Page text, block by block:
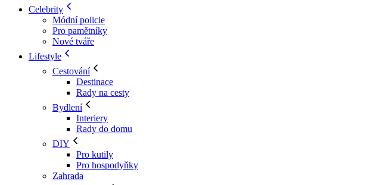
Celebrity
Módní policie
Pro pamětníky
Nové tváře
Lifestyle
Cestování
Destinace
Rady na cesty
Bydlení
Interiery
Rady do domu
DIY
Pro kutily
Pro hospodyňky
Zahrada